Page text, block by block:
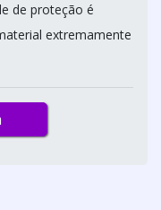
de proteção é
extremamente